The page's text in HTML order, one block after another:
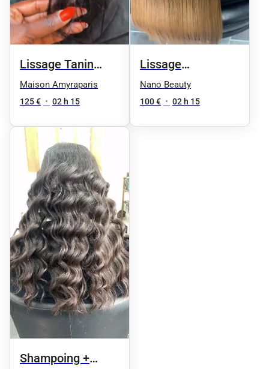
Lissage Tanin
cheveux court
Maison Amyraparis
125 € • 02 h 15
Lissage
bresilien/Indien/Tanin/
cheveux courts(
Nano Beauty
100 € • 02 h 15
Shampoing +